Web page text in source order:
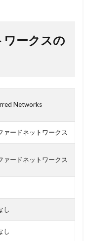
ークスの
Networks
ァードネットワークス
ァードネットワークス
し
し